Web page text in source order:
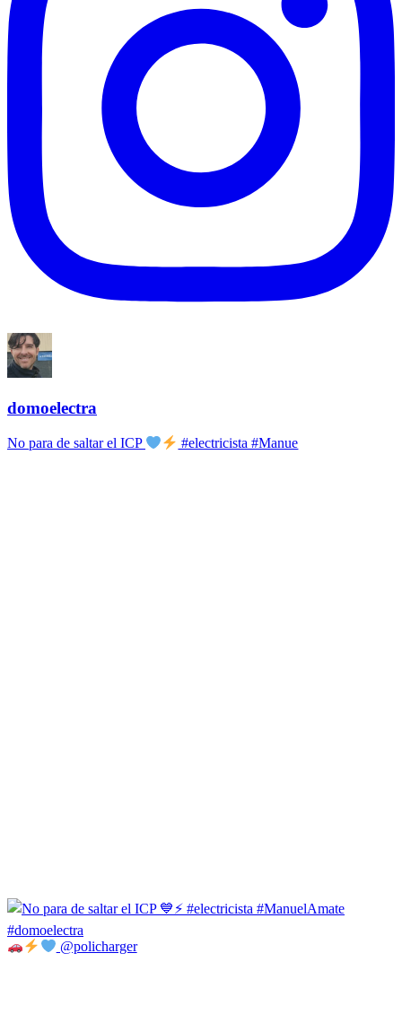
domoelectra
No para de saltar el ICP #electricista #Manue
@policharger